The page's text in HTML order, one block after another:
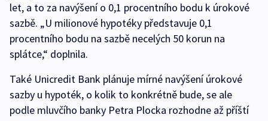
let, a to za navýšení o 0,1 procentního bodu k úrokové
sazbě. „U milionové hypotéky představuje 0,1
procentního bodu na sazbě necelých 50 korun na
splátce,“ doplnila.
Také Unicredit Bank plánuje mírné navýšení úrokové
sazby u hypoték, o kolik to konkrétně bude, se ale
podle mluvčího banky Petra Plocka rozhodne až příští